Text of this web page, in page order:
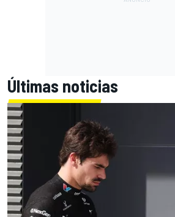
Últimas noticias